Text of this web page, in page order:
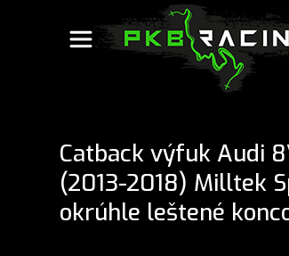
Catback výfuk Audi
(2013-2018) Milltek
okrúhle leštené